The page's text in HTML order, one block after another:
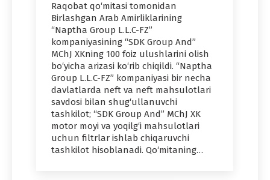
Raqobat qo‘mitasi tomonidan
Birlashgan Arab Amirliklarining
“Naptha Group L.L.C-FZ”
kompaniyasining “SDK Group And”
MChJ XKning 100 foiz ulushlarini olish
bo‘yicha arizasi ko‘rib chiqildi. “Naptha
Group L.L.C-FZ” kompaniyasi bir necha
davlatlarda neft va neft mahsulotlari
savdosi bilan shug‘ullanuvchi
tashkilot; “SDK Group And” MChJ XK
motor moyi va yoqilg‘i mahsulotlari
uchun filtrlar ishlab chiqaruvchi
tashkilot hisoblanadi. Qo‘mitaning…